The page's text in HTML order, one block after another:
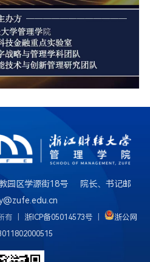
园区学源街18号 院长、书记邮
有 | 浙ICP备05014573号
浙公网